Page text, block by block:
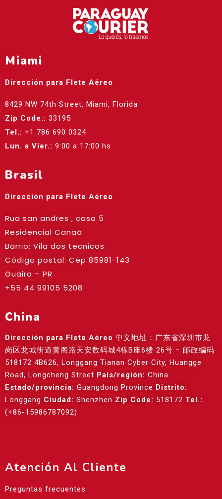
Miami
Dirección para Flete Aéreo
8429 NW 74th Street, Miami, Florida
Zip Code.: 33195
Tel.: +1 786 690 0324
Lun. a Vier.: 9:00 a 17:00 hs
Brasil
Dirección para Flete Aéreo
Rua san andres , casa 5
Residencial Canaã
Barrio: Vila dos tecnicos
Código postal: Cep 85981-143
Guaira – PR
+55 44 99105 5208
China
Dirección para Flete Aéreo 中文地址：广东省深圳市龙
岗区龙城街道黄阁路天安数码城4栋B座6楼 26号 – 邮政编码
518172 4B626, Longgang Tianan Cyber City, Huangge
Road, Longcheng Street País/región: China
Estado/provincia: Guangdong Province Distrito:
Longgang Ciudad: Shenzhen Zip Code: 518172 Tel.:
(+86-15986787092)
Atención Al Cliente
Preguntas frecuentes